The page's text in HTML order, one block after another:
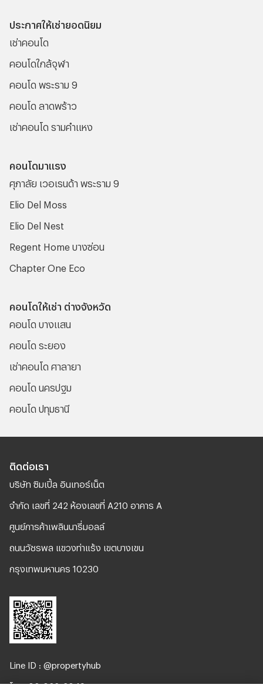
ประกาศให้เช่ายอดนิยม
เช่าคอนโด
คอนโดใกล้จุฬา
คอนโด พระราม 9
คอนโด ลาดพร้าว
เช่าคอนโด รามคําแหง
คอนโดมาแรง
ศุภาลัย เวอเรนด้า พระราม 9
Elio Del Moss
Elio Del Nest
Regent Home บางซ่อน
Chapter One Eco
คอนโดให้เช่า ต่างจังหวัด
คอนโด บางแสน
คอนโด ระยอง
เช่าคอนโด ศาลายา
คอนโด นครปฐม
คอนโด ปทุมธานี
ติดต่อเรา
บริษัท ซิมเปิ้ล อินเทอร์เน็ต
จํากัด เลขที่ 242 ห้องเลขที่ A210 อาคาร A
ศูนย์การค้าเพลินนารี่มอลล์
ถนนวัชรพล แขวงท่าแร้ง เขตบางเขน
กรุงเทพมหานคร 10230
Line ID : @propertyhub
โทร. 02-026-3049